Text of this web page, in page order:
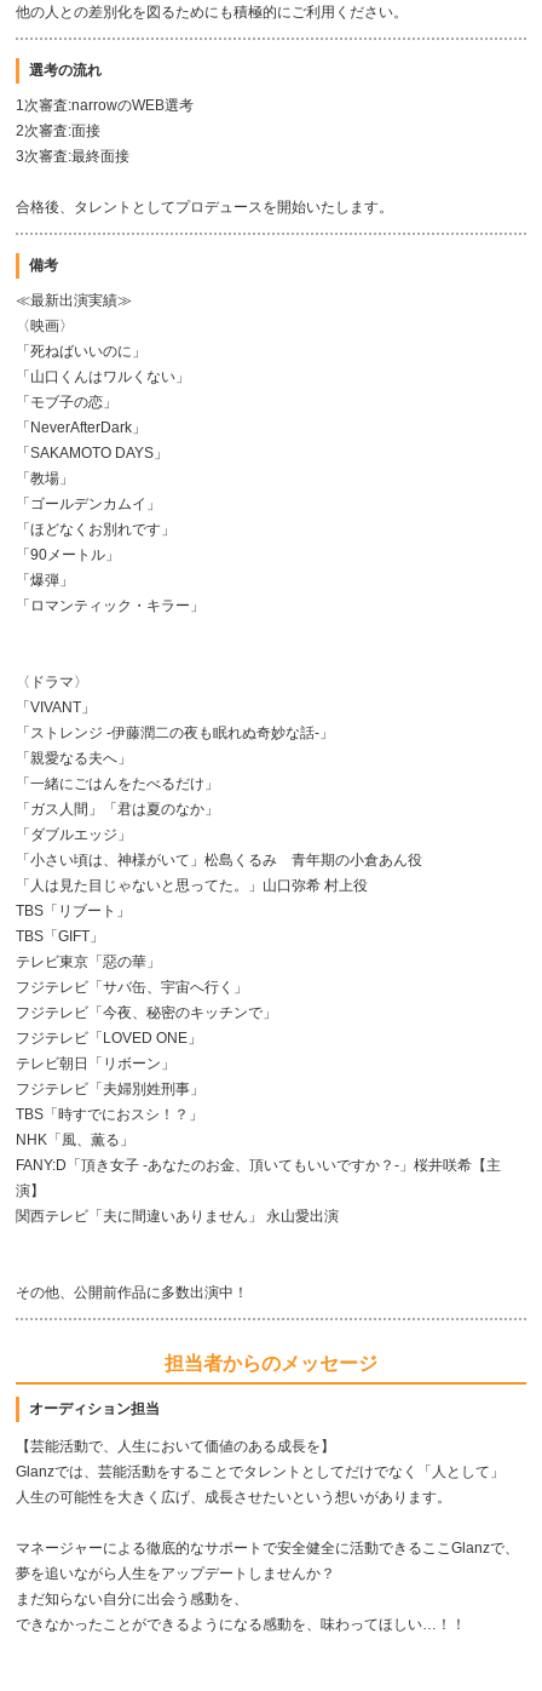
他の人との差別化を図るためにも積極的にご利用ください。
選考の流れ
1次審査:narrowのWEB選考
2次審査:面接
3次審査:最終面接
合格後、タレントとしてプロデュースを開始いたします。
備考
≪最新出演実績≫
〈映画〉
「死ねばいいのに」
「山口くんはワルくない」
「モブ子の恋」
「NeverAfterDark」
「SAKAMOTO DAYS」
「教場」
「ゴールデンカムイ」
「ほどなくお別れです」
「90メートル」
「爆弾」
「ロマンティック・キラー」
〈ドラマ〉
「VIVANT」
「ストレンジ -伊藤潤二の夜も眠れぬ奇妙な話-」
「親愛なる夫へ」
「一緒にごはんをたべるだけ」
「ガス人間」「君は夏のなか」
「ダブルエッジ」
「小さい頃は、神様がいて」松島くるみ 青年期の小倉あん役
「人は見た目じゃないと思ってた。」山口弥希 村上役
TBS「リブート」
TBS「GIFT」
テレビ東京「惡の華」
フジテレビ「サバ缶、宇宙へ行く」
フジテレビ「今夜、秘密のキッチンで」
フジテレビ「LOVED ONE」
テレビ朝日「リボーン」
フジテレビ「夫婦別姓刑事」
TBS「時すでにおスシ！？」
NHK「風、薫る」
FANY:D「頂き女子 -あなたのお金、頂いてもいいですか？-」桜井咲希【主
演】
関西テレビ「夫に間違いありません」 永山愛出演
その他、公開前作品に多数出演中！
担当者からのメッセージ
オーディション担当
【芸能活動で、人生において価値のある成長を】
Glanzでは、芸能活動をすることでタレントとしてだけでなく「人として」
人生の可能性を大きく広げ、成長させたいという想いがあります。
マネージャーによる徹底的なサポートで安全健全に活動できるここGlanzで、
夢を追いながら人生をアップデートしませんか？
まだ知らない自分に出会う感動を、
できなかったことができるようになる感動を、味わってほしい…！！